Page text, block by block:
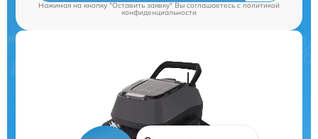
Нажимая на кнопку "Оставить заявку" Вы соглашаетесь c политикой
конфиденциальности